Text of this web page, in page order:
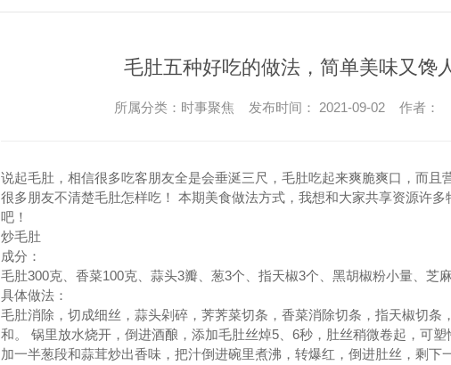
毛肚五种好吃的做法，简单美味又馋
所属分类：时事聚焦 发布时间： 2021-09-02 作者：
说起毛肚，相信很多吃客朋友全是会垂涎三尺，毛肚吃起来爽脆爽口，而
很多朋友不清楚毛肚怎样吃！ 本期美食做法方式，我想和大家共享资源许
吧！
炒毛肚
成分：
毛肚300克、香菜100克、蒜头3瓣、葱3个、指天椒3个、黑胡椒粉小量、芝
具体做法：
毛肚消除，切成细丝，蒜头剁碎，荠荠菜切条，香菜消除切条，指天椒切
和。 锅里放水烧开，倒进酒酿，添加毛肚丝焯5、6秒，肚丝稍微卷起，可
加一半葱段和蒜茸炒出香味，把汁倒进碗里煮沸，转爆红，倒进肚丝，剩